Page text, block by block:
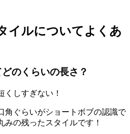
イルについてよくあ
のくらいの長さ？
くしすぎない！
角ぐらいがショートボブの認識で
の残ったスタイルです！